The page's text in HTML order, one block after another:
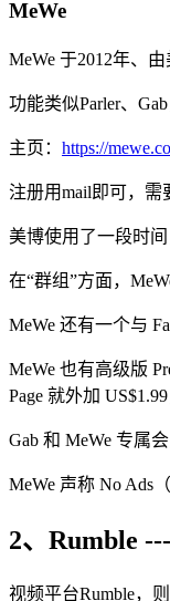
MeWe
MeWe 于2012年、
功能类似Parler、Gab
主页： https://
注册用mail即可，需
美博使用了一段时间
在“群组”方面，
MeWe 还有一个与
MeWe 也有高级版
Page 就外加
Gab 和 MeWe 专属
MeWe 声称 No Ads
2、Rumble
视频平台Rumble，